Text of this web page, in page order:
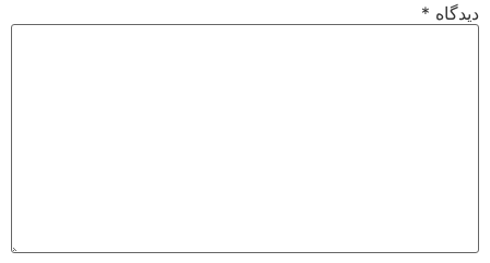
دیدگاه *